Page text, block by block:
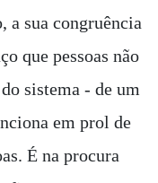
a sua congruência
que pessoas não
do sistema - de um
em prol de
É na procura